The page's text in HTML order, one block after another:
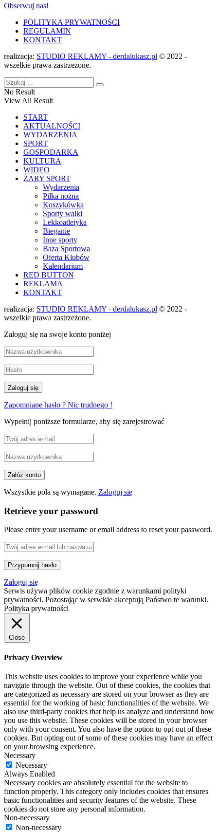
Obserwuj nas!
POLITYKA PRYWATNOŚCI
REGULAMIN
KONTAKT
realizacja: STUDIO REKLAMY - derdalukasz.pl © 2022 -
wszelkie prawa zastrzeżone.
No Result
View All Result
START
AKTUALNOŚCI
WYDARZENIA
SPORT
GOSPODARKA
KULTURA
WIDEO
ŻARY SPORT
Wydarzenia
Piłka nożna
Koszykówka
Sporty walki
Lekkoatletyka
Bieganie
Inne sporty
Baza Sportowa
Oferta Klubów
Kalendarium
RED BUTTON
REKLAMA
KONTAKT
realizacja: STUDIO REKLAMY - derdalukasz.pl © 2022 -
wszelkie prawa zastrzeżone.
Zaloguj się na swoje konto poniżej
Zapomniane hasło ? Nic trudnego !
Wypełnij poniższe formularze, aby się zarejestrować
Wszystkie pola są wymagane. Zaloguj się
Retrieve your password
Please enter your username or email address to reset your password.
Zaloguj się
Serwis używa plików cookie zgodnie z warunkami polityki
prywatności. Pozostając w serwisie akceptują Państwo te warunki.
Polityka prywatności
Close
Privacy Overview
This website uses cookies to improve your experience while you
navigate through the website. Out of these cookies, the cookies that
are categorized as necessary are stored on your browser as they are
essential for the working of basic functionalities of the website. We
also use third-party cookies that help us analyze and understand how
you use this website. These cookies will be stored in your browser
only with your consent. You also have the option to opt-out of these
cookies. But opting out of some of these cookies may have an effect
on your browsing experience.
Necessary
Necessary
Always Enabled
Necessary cookies are absolutely essential for the website to
function properly. This category only includes cookies that ensures
basic functionalities and security features of the website. These
cookies do not store any personal information.
Non-necessary
Non-necessary